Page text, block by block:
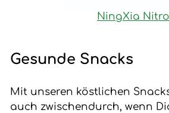
NingXia Nitro
Gesunde Snacks
Mit unseren köstlichen
auch zwischendurch, wenn